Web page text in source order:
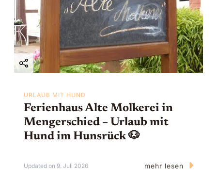
URLAUB MIT HUND
Ferienhaus Alte Molkerei in
Mengerschied – Urlaub mit
Hund im Hunsrück 🐶
Updated on 9. Juli 2026 mehr lesen